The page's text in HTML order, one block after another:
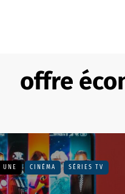
offre
UNE CINÉMA SÉRIES TV